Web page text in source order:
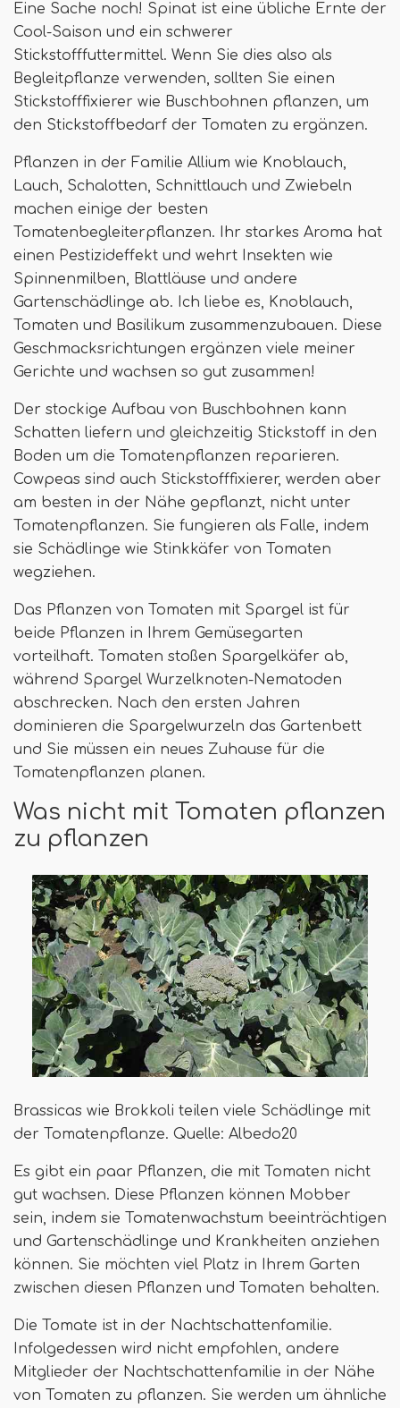
Eine Sache noch! Spinat ist eine übliche Ernte der
Cool-Saison und ein schwerer
Stickstofffuttermittel. Wenn Sie dies also als
Begleitpflanze verwenden, sollten Sie einen
Stickstofffixierer wie Buschbohnen pflanzen, um
den Stickstoffbedarf der Tomaten zu ergänzen.
Pflanzen in der Familie Allium wie Knoblauch,
Lauch, Schalotten, Schnittlauch und Zwiebeln
machen einige der besten
Tomatenbegleiterpflanzen. Ihr starkes Aroma hat
einen Pestizideffekt und wehrt Insekten wie
Spinnenmilben, Blattläuse und andere
Gartenschädlinge ab. Ich liebe es, Knoblauch,
Tomaten und Basilikum zusammenzubauen. Diese
Geschmacksrichtungen ergänzen viele meiner
Gerichte und wachsen so gut zusammen!
Der stockige Aufbau von Buschbohnen kann
Schatten liefern und gleichzeitig Stickstoff in den
Boden um die Tomatenpflanzen reparieren.
Cowpeas sind auch Stickstofffixierer, werden aber
am besten in der Nähe gepflanzt, nicht unter
Tomatenpflanzen. Sie fungieren als Falle, indem
sie Schädlinge wie Stinkkäfer von Tomaten
wegziehen.
Das Pflanzen von Tomaten mit Spargel ist für
beide Pflanzen in Ihrem Gemüsegarten
vorteilhaft. Tomaten stoßen Spargelkäfer ab,
während Spargel Wurzelknoten-Nematoden
abschrecken. Nach den ersten Jahren
dominieren die Spargelwurzeln das Gartenbett
und Sie müssen ein neues Zuhause für die
Tomatenpflanzen planen.
Was nicht mit Tomaten pflanzen
zu pflanzen
Brassicas wie Brokkoli teilen viele Schädlinge mit
der Tomatenpflanze. Quelle: Albedo20
Es gibt ein paar Pflanzen, die mit Tomaten nicht
gut wachsen. Diese Pflanzen können Mobber
sein, indem sie Tomatenwachstum beeinträchtigen
und Gartenschädlinge und Krankheiten anziehen
können. Sie möchten viel Platz in Ihrem Garten
zwischen diesen Pflanzen und Tomaten behalten.
Die Tomate ist in der Nachtschattenfamilie.
Infolgedessen wird nicht empfohlen, andere
Mitglieder der Nachtschattenfamilie in der Nähe
von Tomaten zu pflanzen. Sie werden um ähnliche